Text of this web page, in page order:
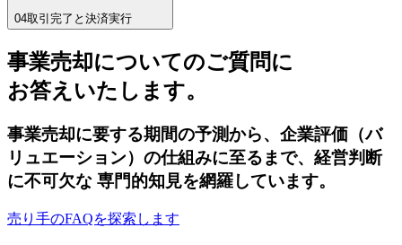
04取引完了と決済実行
事業売却についてのご質問に
お答えいたします。
事業売却に要する期間の予測から、企業評価（バ
リュエーション）の仕組みに至るまで、経営判断
に不可欠な 専門的知見を網羅しています。
売り手のFAQを探索します